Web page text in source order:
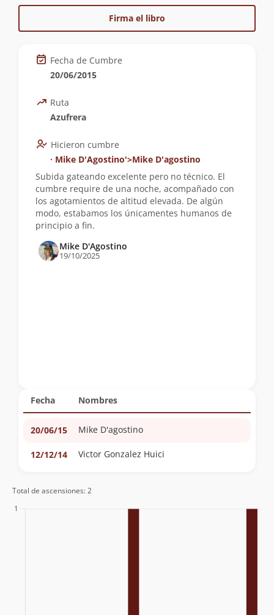
Firma el libro
Fecha Nombres
20/06/15 Mike D'agostino
12/12/14 Victor Gonzalez Huici
Fecha de Cumbre
20/06/2015
Ruta
Azufrera
Hicieron cumbre
∙ Mike D'Agostino'>Mike D'agostino
Subida gateando excelente pero no técnico. El
cumbre require de una noche, acompañado con
los agotamientos de altitud elevada. De algún
modo, estabamos los únicamentes humanos de
principio a fin.
Mike D'Agostino
19/10/2025
Total de ascensiones: 2